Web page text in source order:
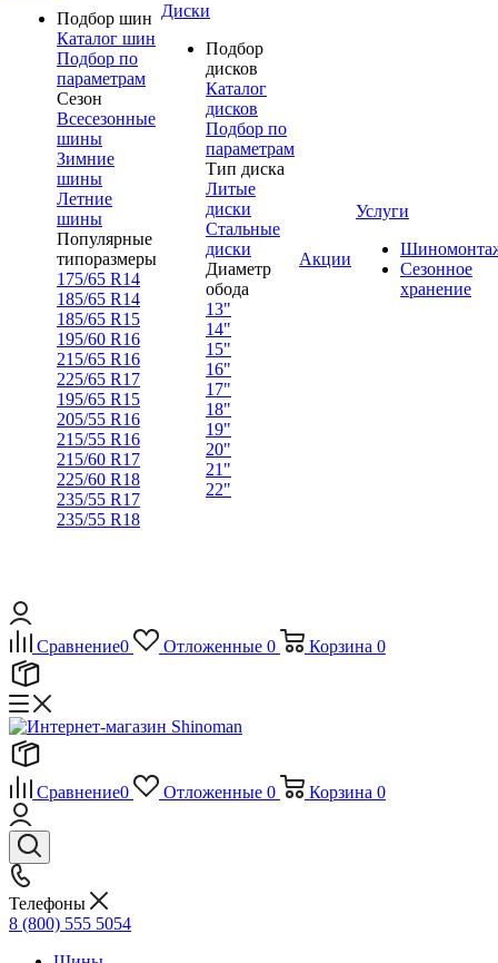
Подбор шин
Каталог шин
Подбор по
параметрам
Сезон
Всесезонные
шины
Зимние
шины
Летние
шины
Популярные
типоразмеры
175/65 R14
185/65 R14
185/65 R15
195/60 R16
215/65 R16
225/65 R17
195/65 R15
205/55 R16
215/55 R16
215/60 R17
225/60 R18
235/55 R17
235/55 R18
Диски
Подбор
дисков
Каталог
дисков
Подбор по
параметрам
Тип диска
Литые
диски
Стальные
диски
Диаметр
обода
13"
14"
15"
16"
17"
18"
19"
20"
21"
22"
Акции
Услуги
Сезонное
хранение
Сравнение0 Отложенные 0 Корзина 0
Сравнение0 Отложенные 0 Корзина 0
Телефоны
8 (800) 555 5054